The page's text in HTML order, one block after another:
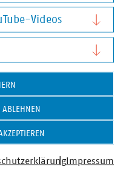
Videos
Videos
ABLEHNEN
Impressum